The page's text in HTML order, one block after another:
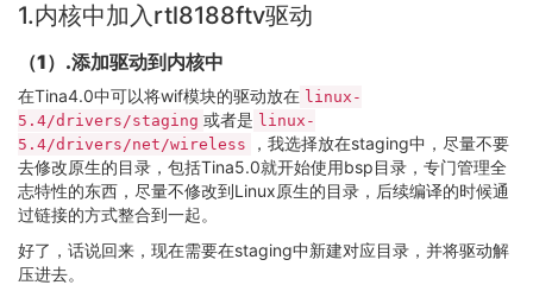
1.内核中加入rtl8188ftv驱动
（1）.添加驱动到内核中
在Tina4.0中可以将wif模块的驱动放在 linux-
5.4/drivers/staging 或者是 linux-
5.4/drivers/net/wireless
，我选择放在staging中，尽量不要
去修改原生的目录，包括Tina5.0就开始使用bsp目录，专门管理全
志特性的东西，尽量不修改到Linux原生的目录，后续编译的时候通
过链接的方式整合到一起。
好了，话说回来，现在需要在staging中新建对应目录，并将驱动解
压进去。